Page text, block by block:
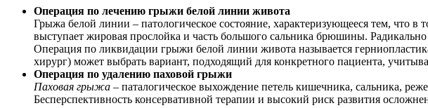
Операция по лечению грыжи белой линии живота
Грыжа белой линии – патологическое состояние, характеризующееся тем, что
выступает жировая прослойка и часть большого сальника брюшины.
Операция по ликвидации грыжи белой линии живота называется
хирург) может выбрать вариант, подходящий для конкретного пациента,
Операция по удалению паховой грыжи
Паховая грыжа – паталогическое выхождение петель кишечника, сальника,
Бесперспективность консервативной терапии и высокий риск развития